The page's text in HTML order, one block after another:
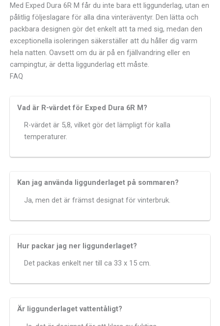
Med Exped Dura 6R M får du inte bara ett liggunderlag, utan en
pålitlig följeslagare för alla dina vinteräventyr. Den lätta och
packbara designen gör det enkelt att ta med sig, medan den
exceptionella isoleringen säkerställer att du håller dig varm
hela natten. Oavsett om du är på en fjällvandring eller en
campingtur, är detta liggunderlag ett måste.
FAQ
Vad är R-värdet för Exped Dura 6R M?
R-värdet är 5,8, vilket gör det lämpligt för kalla
temperaturer.
Kan jag använda liggunderlaget på sommaren?
Ja, men det är främst designat för vinterbruk.
Hur packar jag ner liggunderlaget?
Det packas enkelt ner till ca 33 x 15 cm.
Är liggunderlaget vattentåligt?